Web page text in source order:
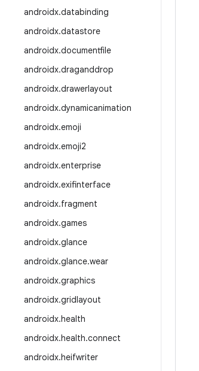
androidx.databinding
androidx.datastore
androidx.documentfile
androidx.draganddrop
androidx.drawerlayout
androidx.dynamicanimation
androidx.emoji
androidx.emoji2
androidx.enterprise
androidx.exifinterface
androidx.fragment
androidx.games
androidx.glance
androidx.glance.wear
androidx.graphics
androidx.gridlayout
androidx.health
androidx.health.connect
androidx.heifwriter